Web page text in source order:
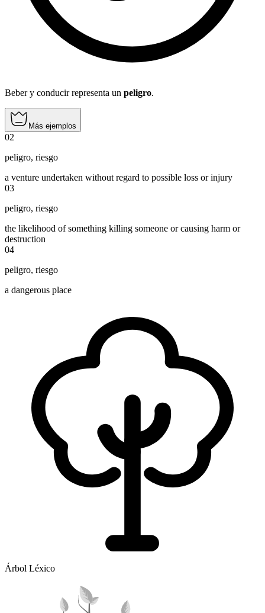
Beber y conducir representa un peligro.
Más ejemplos
02
peligro, riesgo
a venture undertaken without regard to possible loss or injury
03
peligro, riesgo
the likelihood of something killing someone or causing harm or
destruction
04
peligro, riesgo
a dangerous place
Árbol Léxico